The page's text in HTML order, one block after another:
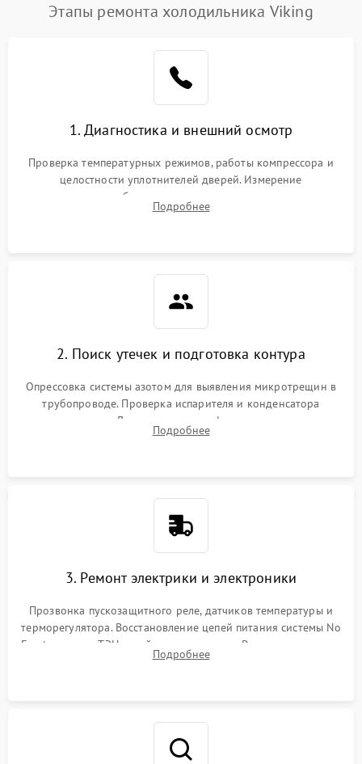
Поломка системы No Frost 2600 ₽ Подробнее →
работе
2000 ₽ Подробнее →
1000 ₽
1800 ₽
Этапы ремонта холодильника Viking
1. Диагностика и внешний осмотр
Проверка температурных режимов, работы компрессора и
целостности уплотнителей дверей. Измерение
сопротивления обмоток мотора, проверка термостата и
считывание кодов ошибок с электронного дисплея.
Подробнее
2. Поиск утечек и подготовка контура
Опрессовка системы азотом для выявления микротрещин в
трубопроводе. Проверка испарителя и конденсатора
течеискателем. Демонтаж старого фильтра-осушителя и
продувка капиллярной трубки для устранения засоров.
Подробнее
3. Ремонт электрики и электроники
Прозвонка пускозащитного реле, датчиков температуры и
терморегулятора. Восстановление цепей питания системы No
Frost, включая ТЭН оттайки и вентилятор. Ремонт или замена
платы управления при сбоях алгоритмов.
Подробнее